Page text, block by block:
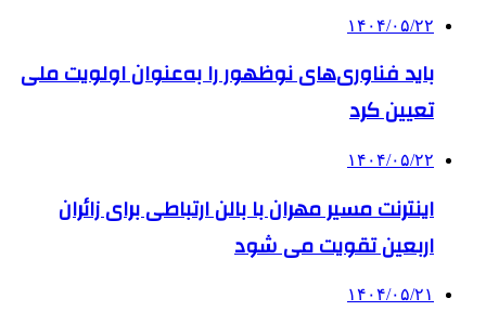
۱۴۰۴/۰۵/۲۲
باید فناوری‌های نوظهور را به‌عنوان اولویت ملی
تعیین کرد
۱۴۰۴/۰۵/۲۲
اینترنت مسیر مهران با بالن ارتباطی برای زائران
اربعین تقویت می شود
۱۴۰۴/۰۵/۲۱